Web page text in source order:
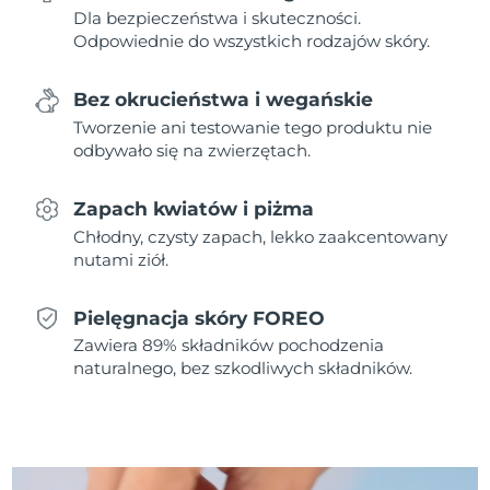
Dla bezpieczeństwa i skuteczności.
Odpowiednie do wszystkich rodzajów skóry.
Bez okrucieństwa i wegańskie
Tworzenie ani testowanie tego produktu nie
odbywało się na zwierzętach.
Zapach kwiatów i piżma
Chłodny, czysty zapach, lekko zaakcentowany
nutami ziół.
Pielęgnacja skóry FOREO
Zawiera 89% składników pochodzenia
naturalnego, bez szkodliwych składników.
Holandia
Oczekiwany czas dostawy
Nowa Zelandia
Oczekiwany czas dostawy
8/10/26
Oman
Oczekiwany czas dostawy
Filipiny
Polska
Oczekiwany czas dostawy